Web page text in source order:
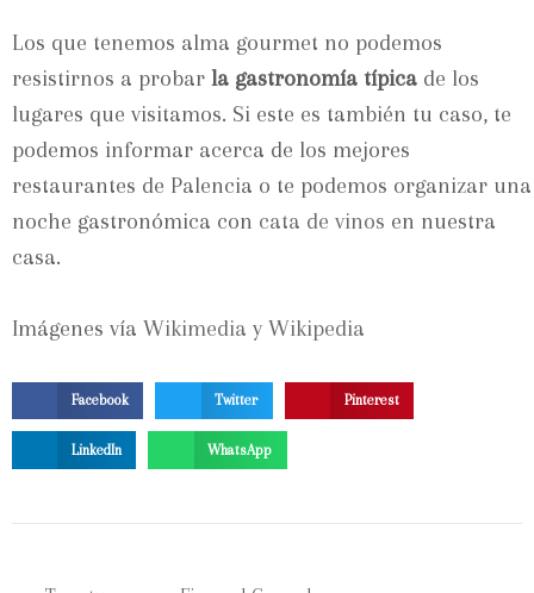
Los que tenemos alma gourmet no podemos
resistirnos a probar la gastronomía típica de los
lugares que visitamos. Si este es también tu caso, te
podemos informar acerca de los mejores
restaurantes de Palencia o te podemos organizar una
noche gastronómica con cata de vinos en nuestra
casa.
Imágenes vía Wikimedia y Wikipedia
Facebook Twitter Pinterest
LinkedIn WhatsApp